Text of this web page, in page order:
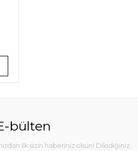
bülten
ilk sizin haberiniz olsun! Dilediğiniz